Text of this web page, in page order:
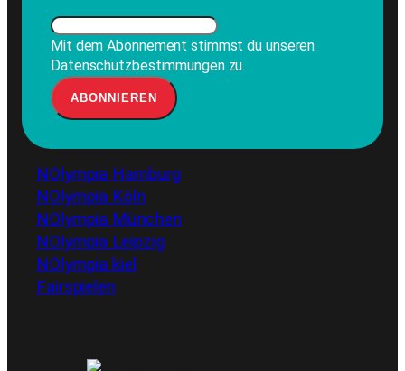
Mit dem Abonnement stimmst du unseren
Datenschutzbestimmungen zu.
NOlympia Hamburg
NOlympia Köln
NOlympia München
NOlympia Leipzig
NOlympia kiel
Fairspielen